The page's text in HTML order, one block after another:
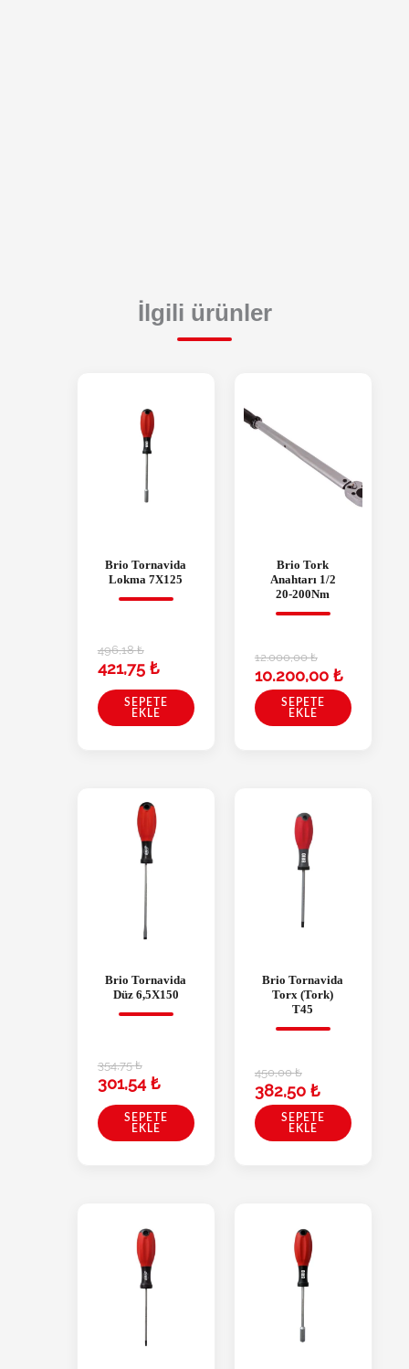
İlgili ürünler
Brio Tornavida
Lokma 7X125
496,18₺
421,75 ₺
SEPETE
EKLE
Brio Tork
Anahtarı 1/2
20-200Nm
12.000,00₺
10.200,00 ₺
SEPETE
EKLE
Brio Tornavida
Düz 6,5X150
354,75₺
301,54₺
SEPETE
EKLE
Brio Tornavida
Torx (Tork)
T45
450,00₺
382,50 ₺
SEPETE
EKLE